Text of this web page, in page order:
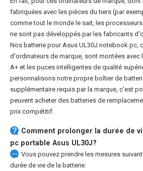
fabriquées avec les pièces du tiers (par
comme tout le monde le sait, les
ne sont pas développés par les fabricants
Nos batterie pour Asus UL30J notebook pc ,
d'ordinateurs de marque, sont montées avec
A+ et les puces intelligentes de qualité
personnalisons notre propre boîtier de
supplémentaire requis par la marque, c'est
peuvent acheter des batteries de
prix compétitif.
Comment prolonger la durée de
pc portable Asus UL30J?
Vous pouvez prendre les mesures
durée de vie de la batterie: